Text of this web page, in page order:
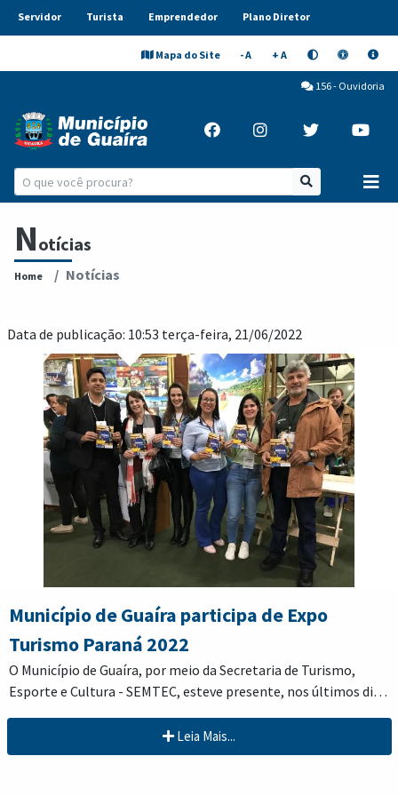
Servidor Turista Emprendedor Plano Diretor
Mapa do Site - A + A
156 - Ouvidoria
Notícias
Home Notícias
Data de publicação: 10:53 terça-feira, 21/06/2022
Município de Guaíra participa de Expo
Turismo Paraná 2022
O Município de Guaíra, por meio da Secretaria de Turismo,
Esporte e Cultura - SEMTEC, esteve presente, nos últimos dias
A expo foi a primeira edição pós, pandemia. Um amplo evento
para profissionais atuantes no Turismo como um todo,
Leia Mais...